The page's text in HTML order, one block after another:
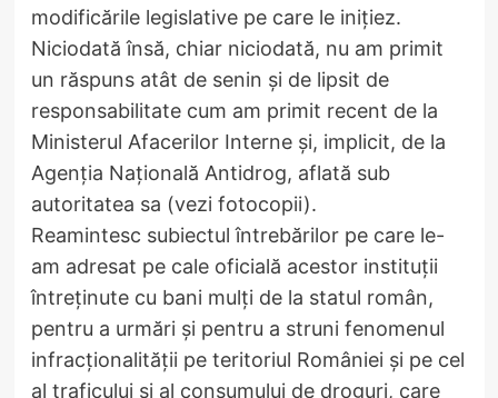
modificările legislative pe care le inițiez.
Niciodată însă, chiar niciodată, nu am primit
un răspuns atât de senin și de lipsit de
responsabilitate cum am primit recent de la
Ministerul Afacerilor Interne și, implicit, de la
Agenția Națională Antidrog, aflată sub
autoritatea sa (vezi fotocopii).
Reamintesc subiectul întrebărilor pe care le-
am adresat pe cale oficială acestor instituții
întreținute cu bani mulți de la statul român,
pentru a urmări și pentru a struni fenomenul
infracționalității pe teritoriul României și pe cel
al traficului și al consumului de droguri, care